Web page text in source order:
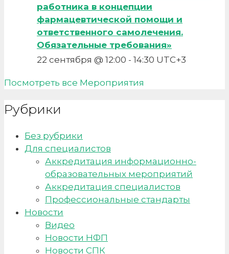
работника в концепции
фармацевтической помощи и
ответственного самолечения.
Обязательные требования»
22 сентября @ 12:00 - 14:30 UTC+3
Посмотреть все Мероприятия
Рубрики
Без рубрики
Для специалистов
Аккредитация информационно-
образовательных мероприятий
Аккредитация специалистов
Профессиональные стандарты
Новости
Видео
Новости НФП
Новости СПК